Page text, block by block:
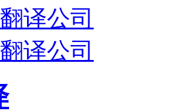
译公司
译公司